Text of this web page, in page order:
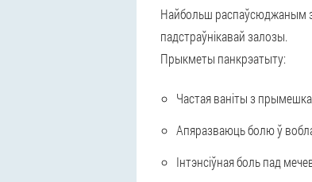
Найбольш распаўсюджаным
падстраўнікавай залозы.
Прыкметы панкрэатыту:
Частая ваніты з
Апяразваюць болю ў
Інтэнсіўная боль пад